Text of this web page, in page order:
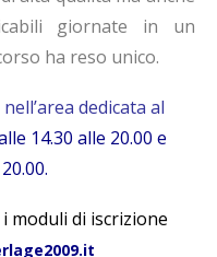
giornate in un
ha reso unico.
dedicata al
14.30 alle 20.00 e
moduli di iscrizione